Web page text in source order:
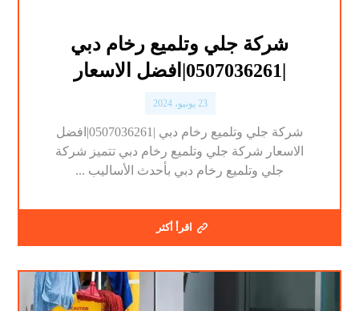
شركة جلي وتلميع رخام دبي
|0507036261|افضل الاسعار
23 يونيو، 2024
شركة جلي وتلميع رخام دبي |0507036261|افضل
الاسعار شركة جلي وتلميع رخام دبي تتميز شركة
جلي وتلميع رخام دبي بأحدث الأساليب ...
اقرأ أكثر